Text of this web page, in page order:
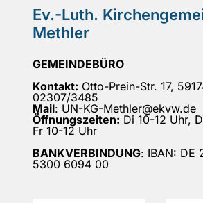
Ev.-Luth.
Methler
GEMEINDEBÜRO
Kontakt: Otto-Prein-Str. 17,
02307/3485
Mail: UN-KG-Methler@ekvw.de
Öffnungszeiten: Di 10-12 Uhr,
Fr 10-12 Uhr
BANKVERBINDUNG: IBAN: DE
5300 6094 00